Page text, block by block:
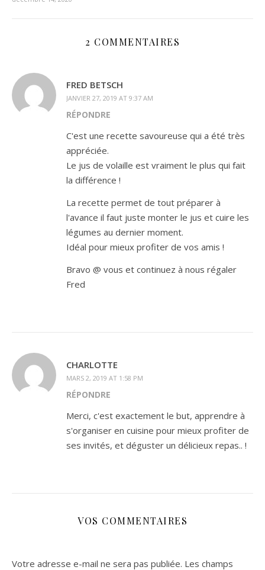
2 COMMENTAIRES
FRED BETSCH
JANVIER 27, 2019 AT 9:37 AM
RÉPONDRE
C'est une recette savoureuse qui a été très
appréciée.
Le jus de volaille est vraiment le plus qui fait
la différence !
La recette permet de tout préparer à
l'avance il faut juste monter le jus et cuire les
légumes au dernier moment.
Idéal pour mieux profiter de vos amis !
Bravo @ vous et continuez à nous régaler
Fred
CHARLOTTE
MARS 2, 2019 AT 1:58 PM
RÉPONDRE
Merci, c'est exactement le but, apprendre à
s'organiser en cuisine pour mieux profiter de
ses invités, et déguster un délicieux repas.. !
VOS COMMENTAIRES
Votre adresse e-mail ne sera pas publiée. Les champs